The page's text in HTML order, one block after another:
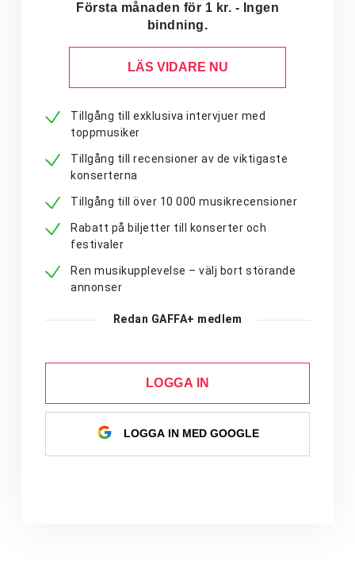
Första månaden för 1 kr. - Ingen
bindning.
LÄS VIDARE NU
Tillgång till exklusiva intervjuer med
toppmusiker
Tillgång till recensioner av de viktigaste
konserterna
Tillgång till över 10 000 musikrecensioner
Rabatt på biljetter till konserter och
festivaler
Ren musikupplevelse – välj bort störande
annonser
Redan GAFFA+ medlem
LOGGA IN
LOGGA IN MED GOOGLE